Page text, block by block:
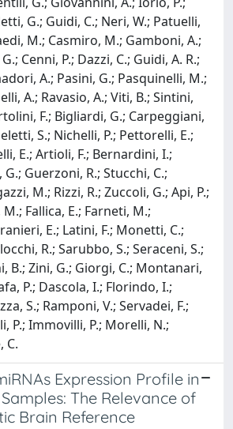
G.; Guidi, C.; Neri, W.; Patuelli,
M.; Casmiro, M.; Gamboni, A.;
Cenni, P.; Dazzi, C.; Guidi, A. R.;
A.; Pasini, G.; Pasquinelli, M.;
A.; Ravasio, A.; Viti, B.; Sintini,
F.; Bigliardi, G.; Carpeggiani,
S.; Nichelli, P.; Pettorelli, E.;
E.; Artioli, F.; Bernardini, I.;
Guerzoni, R.; Stucchi, C.;
M.; Rizzi, R.; Zuccoli, G.; Api, P.;
Fallica, E.; Farneti, M.;
E.; Latini, F.; Monetti, C.;
R.; Sarubbo, S.; Seraceni, S.;
B.; Zini, G.; Giorgi, C.; Montanari,
P.; Dascola, I.; Florindo, I.;
S.; Ramponi, V.; Servadei, F.;
P.; Immovilli, P.; Morelli, N.;
C.
Expression Profile in
The Relevance of
Brain Reference